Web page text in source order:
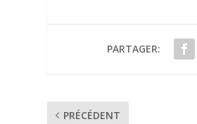
PARTAGER:
PRÉCÉDENT